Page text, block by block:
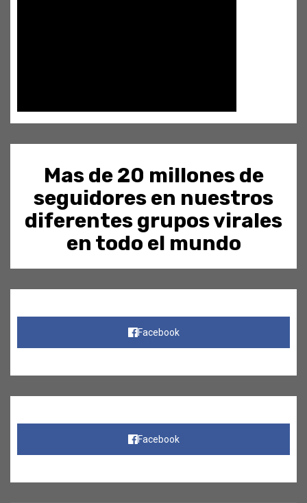
Mas de 20 millones de
seguidores en nuestros
diferentes grupos virales
en todo el mundo
Facebook
Facebook